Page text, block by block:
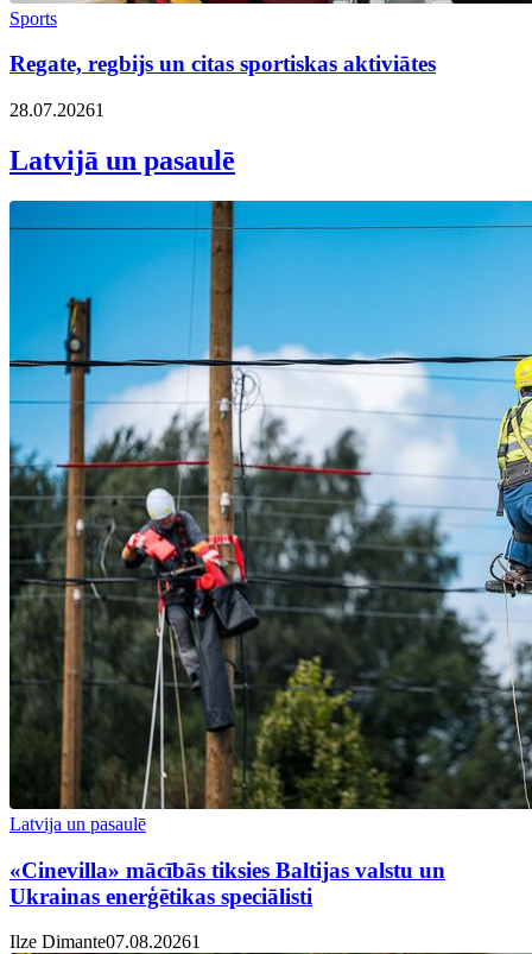
Sports
Regate, regbijs un citas sportiskas aktiviātes
28.07.20261
Latvijā un pasaulē
Latvija un pasaulē
«Cinevilla» mācībās tiksies Baltijas valstu un
Ukrainas enerģētikas speciālisti
Ilze Dimante07.08.20261